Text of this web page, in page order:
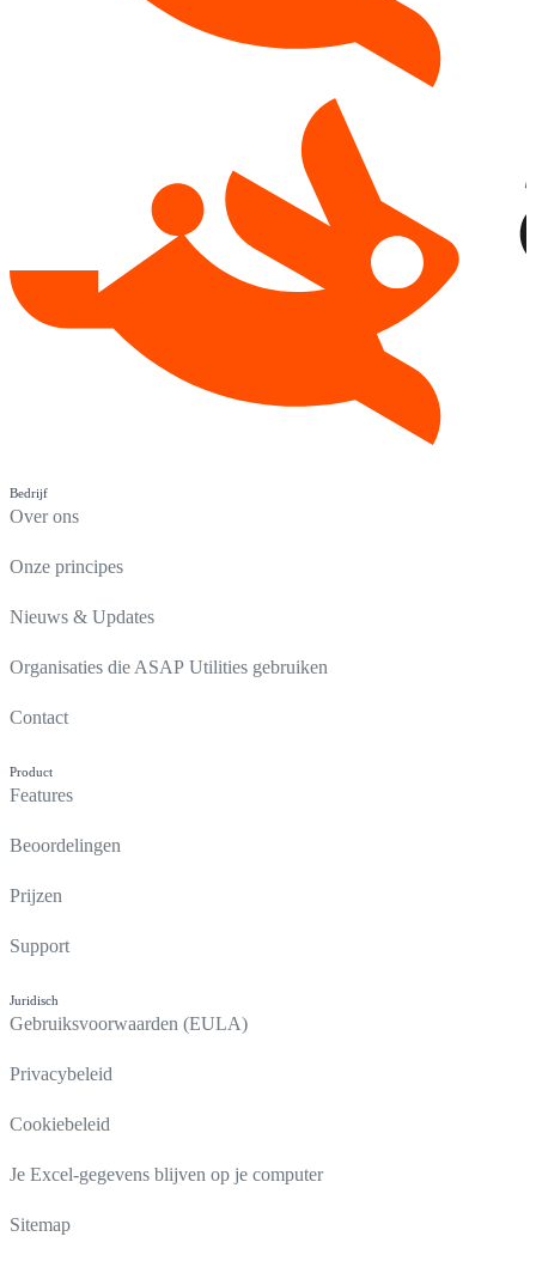
Bedrijf
Over ons
Onze principes
Nieuws & Updates
Organisaties die ASAP Utilities gebruiken
Contact
Product
Features
Beoordelingen
Prijzen
Support
Juridisch
Gebruiksvoorwaarden (EULA)
Privacybeleid
Cookiebeleid
Je Excel-gegevens blijven op je computer
Sitemap